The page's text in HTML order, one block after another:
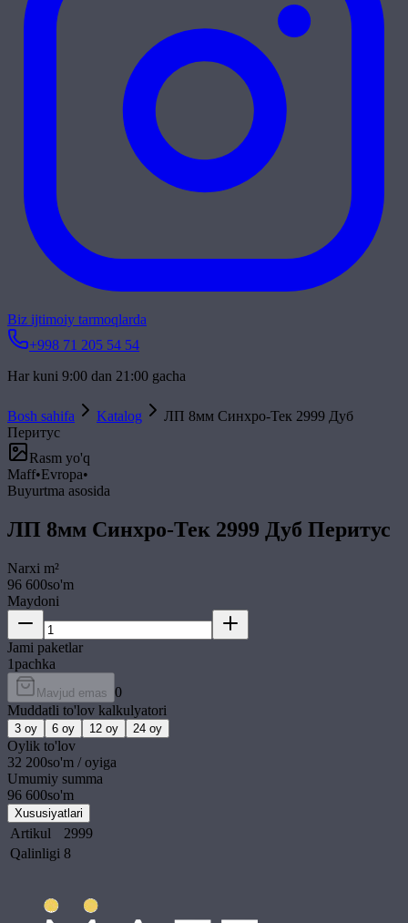
Biz ijtimoiy tarmoqlarda
+998 71 205 54 54
Har kuni 9:00 dan 21:00 gacha
Bosh sahifa Katalog
ЛП 8мм Синхро-Тек 2999 Дуб
Перитус
Rasm yo'q
Maff•Evropa•
Buyurtma asosida
ЛП 8мм Синхро-Тек 2999 Дуб Перитус
Narxi m²
96 600so'm
Maydoni
Jami paketlar
1pachka
Mavjud emas 0
Muddatli to'lov kalkulyatori
3 oy 6 oy 12 oy 24 oy
Oylik to'lov
32 200so'm / oyiga
Umumiy summa
96 600so'm
Xususiyatlari
Artikul
2999
Qalinligi 8